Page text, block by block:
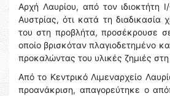
Αρχή Λαυρίου, από τον ιδιοκτήτη
Αυστρίας, ότι κατά τη διαδικασία
του στη προβλήτα, προσέκρουσε
οποίο βρισκόταν πλαγιοδετημένο
προκαλώντας του υλικές ζημιές
Από το Κεντρικό Λιμεναρχείο
προανάκριση, απαγορεύτηκε ο